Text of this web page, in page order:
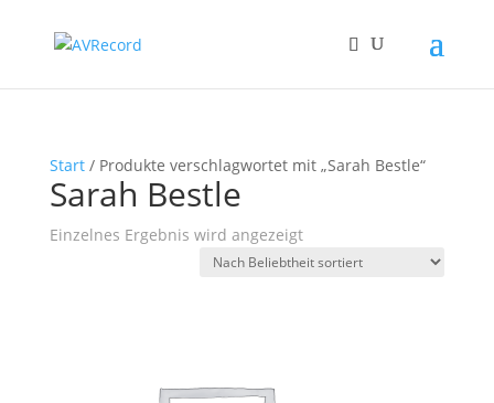
Start/ Produkte verschlagwortet mit „Sarah Bestle“
Sarah Bestle
Einzelnes Ergebnis wird angezeigt